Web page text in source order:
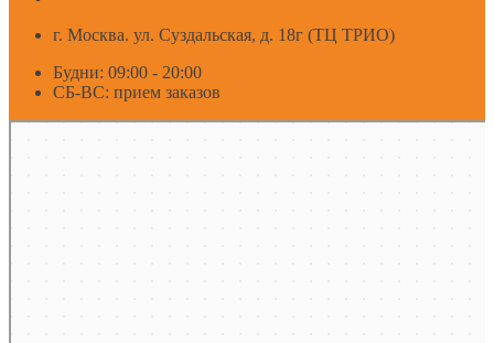
г. Москва. ул. Суздальская, д. 18г (ТЦ ТРИО)
Будни: 09:00 - 20:00
СБ-ВС: прием заказов